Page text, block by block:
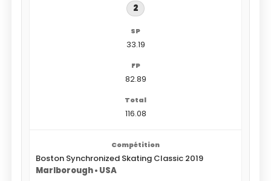
2
33.19
82.89
116.08
Boston Synchronized Skating Classic 2019
Marlborough • USA